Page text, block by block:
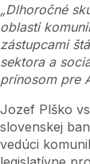
„Dlhoročné
oblasti
zástupcami
sektora a
prínosom pre
Jozef Plško
slovenskej
vedúci